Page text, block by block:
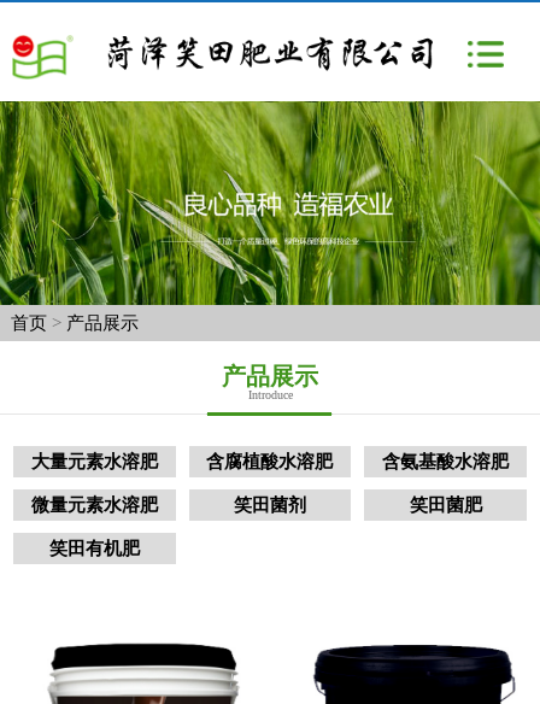
首页> 产品展示
产品展示
Introduce
大量元素水溶肥 含腐植酸水溶肥 含氨基酸水溶肥
微量元素水溶肥 笑田菌剂 笑田菌肥
笑田有机肥